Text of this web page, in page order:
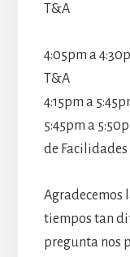
T&A
4:05pm a
T&A
4:15pm a
5:45pm a
de Facilidades
Agradecemos
tiempos tan
pregunta nos